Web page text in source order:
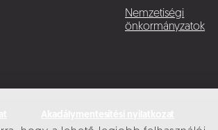
Nemzetiségi
önkormányzatok